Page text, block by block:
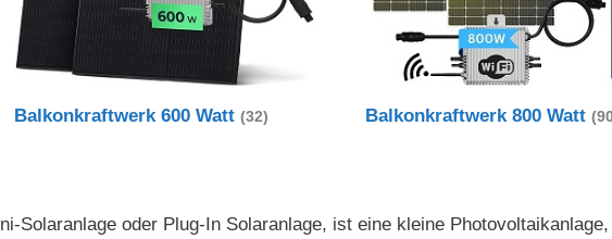
Balkonkraftwerk 600 Watt(32) Balkonkraftwerk 800 Watt
Solaranlage oder Plug-In Solaranlage, ist eine kleine